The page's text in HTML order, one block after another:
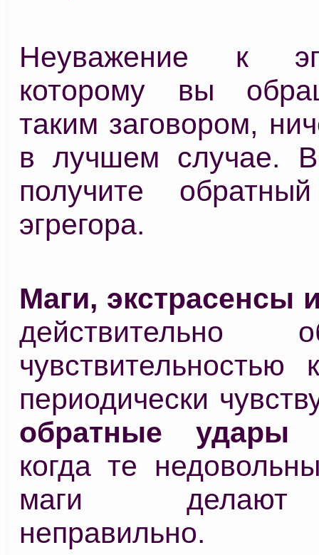
Неуважение к
которому вы
таким заговором,
в лучшем случае.
получите
эгрегора.
Маги, экстрасенсы
действительно
чувствительностью
периодически
обратные удары
когда те
маги делают
неправильно.